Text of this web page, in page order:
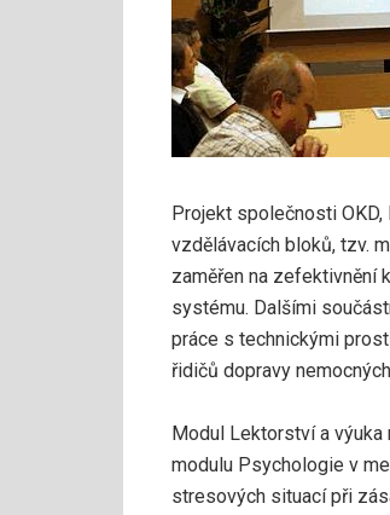
Projekt společnosti OKD,
vzdělávacích bloků, tzv.
zaměřen na zefektivnění
systému. Dalšími
práce s technickými
řidičů dopravy
Modul Lektorství a
modulu Psychologie v
stresových situací při